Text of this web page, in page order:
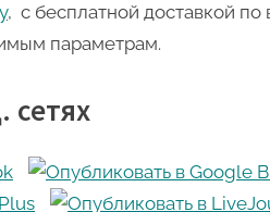
, с бесплатной доставкой по
параметрам.
сетях